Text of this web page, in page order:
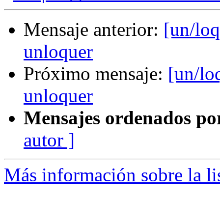
Mensaje anterior: [un/
unloquer
Próximo mensaje: [un/
unloquer
Mensajes ordenados
autor ]
Más información sobre la